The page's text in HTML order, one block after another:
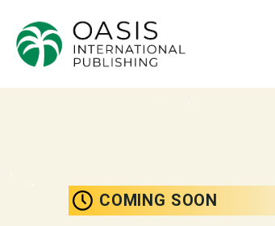
COMING SOON